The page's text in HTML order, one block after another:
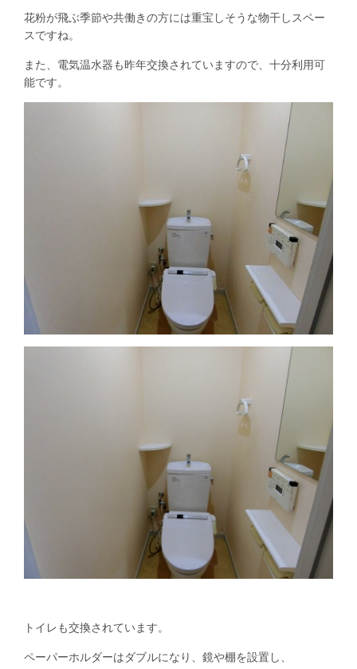
花粉が飛ぶ季節や共働きの方には重宝しそうな物干しスペー
スですね。
また、電気温水器も昨年交換されていますので、十分利用可
能です。
トイレも交換されています。
ペーパーホルダーはダブルになり、鏡や棚を設置し、